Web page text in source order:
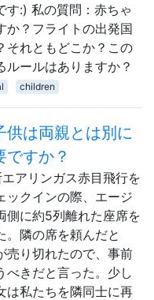
す:) 私の質問：赤ちゃ
か？フライトの出発国
それともどこか？この
ルールはありますか？
children
供は両親とは別に
ですか？
アリンガス赤目飛行を
ックインの際、エージ
側に約5列離れた座席を
。隣の席を頼んだと
売り切れたので、事前
べきだと言った。少し
は私たちを隣同士に再